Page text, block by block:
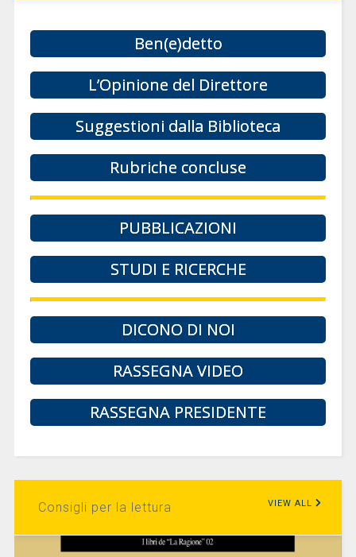
Ben(e)detto
L’Opinione del Direttore
Suggestioni dalla Biblioteca
Rubriche concluse
PUBBLICAZIONI
STUDI E RICERCHE
DICONO DI NOI
RASSEGNA VIDEO
RASSEGNA PRESIDENTE
Consigli per la lettura VIEW ALL